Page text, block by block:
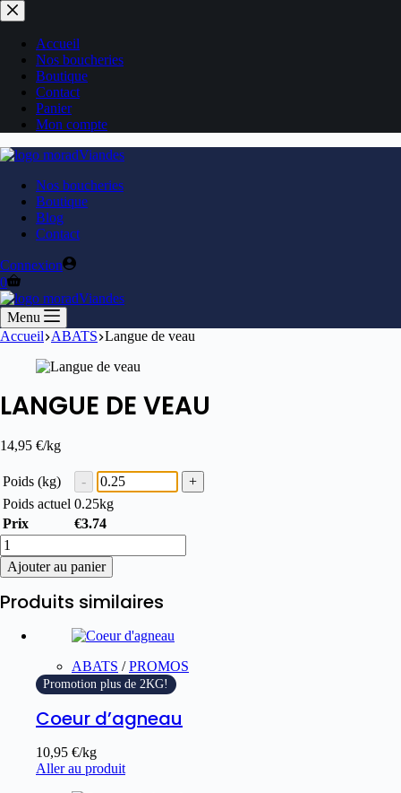
Accueil
Nos boucheries
Boutique
Contact
Panier
Mon compte
Nos boucheries
Boutique
Blog
Contact
Connexion
0
Menu
Accueil ABATS Langue de veau
LANGUE DE VEAU
14,95 €/kg
Poids (kg)
Poids actuel 0.25kg
Prix
€3.74
Ajouter au panier
Produits similaires
ABATS /PROMOS
Promotion plus de 2KG!
Coeur d’agneau
10,95 €/kg
Aller au produit